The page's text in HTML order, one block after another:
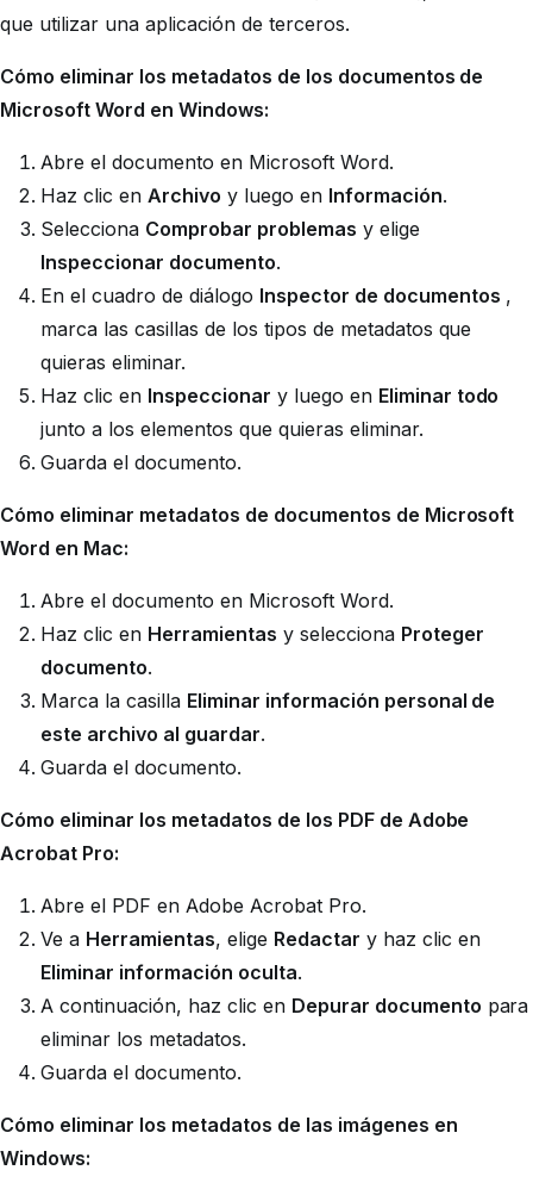
que utilizar una aplicación de terceros.
Cómo eliminar los metadatos de los documentos de
Microsoft Word en Windows:
Abre el documento en Microsoft Word.
Haz clic en Archivo y luego en Información.
Selecciona Comprobar problemas y elige
Inspeccionar documento.
En el cuadro de diálogo Inspector de documentos ,
marca las casillas de los tipos de metadatos que
quieras eliminar.
Haz clic en Inspeccionar y luego en Eliminar todo
junto a los elementos que quieras eliminar.
Guarda el documento.
Cómo eliminar metadatos de documentos de Microsoft
Word en Mac:
Abre el documento en Microsoft Word.
Haz clic en Herramientas y selecciona Proteger
documento.
Marca la casilla Eliminar información personal de
este archivo al guardar.
Guarda el documento.
Cómo eliminar los metadatos de los PDF de Adobe
Acrobat Pro:
Abre el PDF en Adobe Acrobat Pro.
Ve a Herramientas, elige Redactar y haz clic en
Eliminar información oculta.
A continuación, haz clic en Depurar documento para
eliminar los metadatos.
Guarda el documento.
Cómo eliminar los metadatos de las imágenes en
Windows: